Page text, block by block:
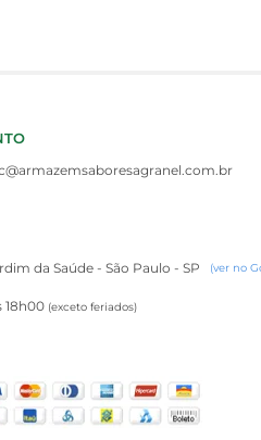
da Saúde - São Paulo - SP (ver no
18h00 (exceto feriados)